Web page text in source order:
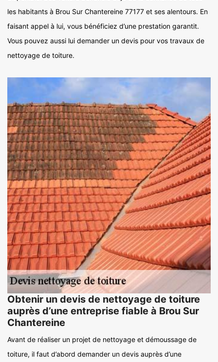
les habitants à Brou Sur Chantereine 77177 et ses alentours. En
faisant appel à lui, vous bénéficiez d’une prestation garantit.
Vous pouvez aussi lui demander un devis pour vos travaux de
nettoyage de toiture.
Obtenir un devis de nettoyage de toiture
auprès d’une entreprise fiable à Brou Sur
Chantereine
Avant de réaliser un projet de nettoyage et démoussage de
toiture, il faut d’abord demander un devis auprès d’une